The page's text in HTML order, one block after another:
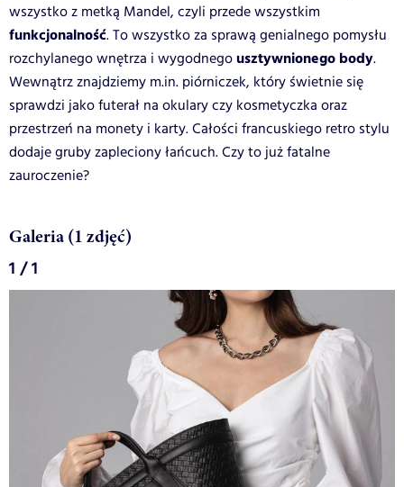
wszystko z metką Mandel, czyli przede wszystkim
funkcjonalność. To wszystko za sprawą genialnego pomysłu
rozchylanego wnętrza i wygodnegousztywnionego body.
Wewnątrz znajdziemy m.in. piórniczek, który świetnie się
sprawdzi jako futerał na okulary czy kosmetyczka oraz
przestrzeń na monety i karty. Całości francuskiego retro stylu
dodaje gruby zapleciony łańcuch. Czy to już fatalne
zauroczenie?
Galeria (1 zdjęć)
1 / 1